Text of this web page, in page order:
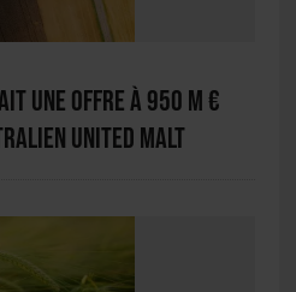
une offre à 950 M €
United Malt